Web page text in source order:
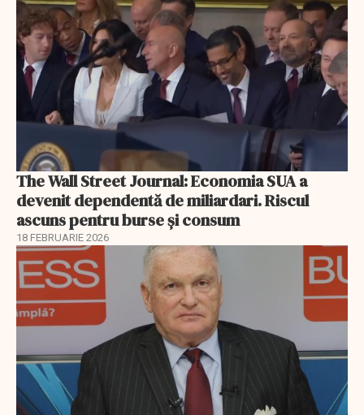
The Wall Street Journal: Economia SUA a
devenit dependentă de miliardari. Riscul
ascuns pentru burse și consum
18 FEBRUARIE 2026
EXCLUSIV